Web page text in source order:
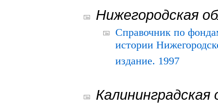
Нижегородская
Справочник по
истории
издание. 1997
Калининградская